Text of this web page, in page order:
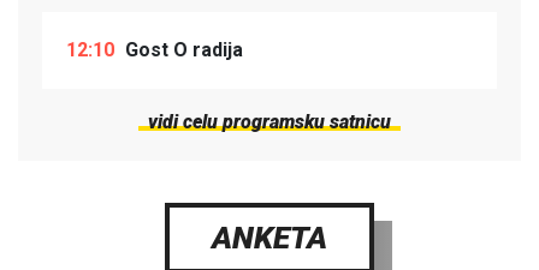
12:10 Gost O radija
vidi celu programsku satnicu
ANKETA